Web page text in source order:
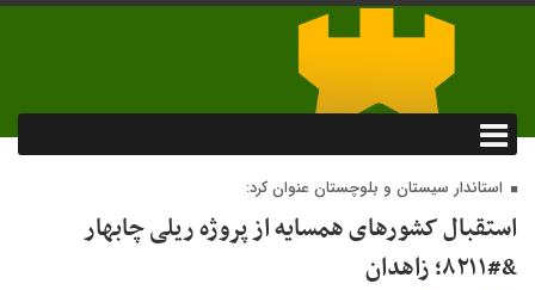
استاندار سیستان و بلوچستان عنوان کرد:
استقبال کشورهای همسایه از پروژه ریلی چابهار
&#۸۲۱۱; زاهدان